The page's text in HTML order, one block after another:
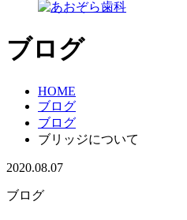
ブログ
HOME
ブログ
ブログ
ブリッジについて
2020.08.07
ブログ